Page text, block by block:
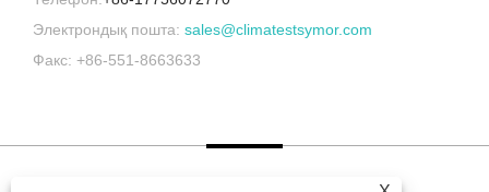
Электрондық пошта: sales@climatestsymor.com
Факс: +86-551-8663633